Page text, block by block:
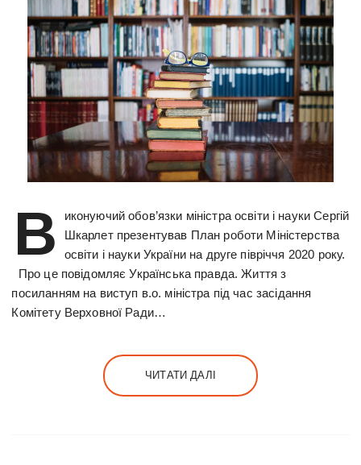
В
иконуючий обов’язки міністра освіти і науки Сергій
Шкарлет презентував План роботи Міністерства
освіти і науки України на друге півріччя 2020 року.
Про це повідомляє Українська правда. Життя з
посиланням на виступ в.о. міністра під час засідання
Комітету Верховної Ради…
ЧИТАТИ ДАЛІ